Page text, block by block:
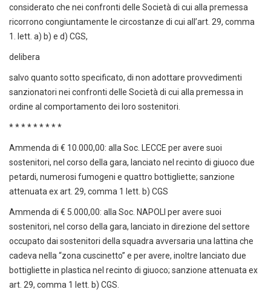
considerato che nei confronti delle Società di cui alla premessa
ricorrono congiuntamente le circostanze di cui all’art. 29, comma
1. lett. a) b) e d) CGS,
delibera
salvo quanto sotto specificato, di non adottare provvedimenti
sanzionatori nei confronti delle Società di cui alla premessa in
ordine al comportamento dei loro sostenitori.
* * * * * * * * *
Ammenda di € 10.000,00: alla Soc. LECCE per avere suoi
sostenitori, nel corso della gara, lanciato nel recinto di giuoco due
petardi, numerosi fumogeni e quattro bottigliette; sanzione
attenuata ex art. 29, comma 1 lett. b) CGS
Ammenda di € 5.000,00: alla Soc. NAPOLI per avere suoi
sostenitori, nel corso della gara, lanciato in direzione del settore
occupato dai sostenitori della squadra avversaria una lattina che
cadeva nella “zona cuscinetto” e per avere, inoltre lanciato due
bottigliette in plastica nel recinto di giuoco; sanzione attenuata ex
art. 29, comma 1 lett. b) CGS.